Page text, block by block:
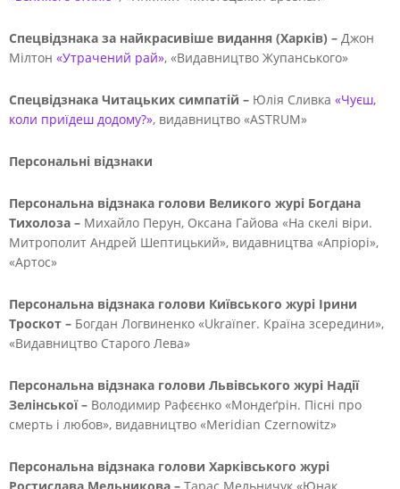
Спецвідзнака за найкрасивіше видання (Харків) – Джон
Мілтон «Утрачений рай», «Видавництво Жупанського»
Спецвідзнака Читацьких симпатій – Юлія Сливка «Чуєш,
коли приїдеш додому?», видавництво «ASTRUM»
Персональні відзнаки
Персональна відзнака голови Великого журі Богдана
Тихолоза – Михайло Перун, Оксана Гайова «На скелі віри.
Митрополит Андрей Шептицький», видавництва «Апріорі»,
«Артос»
Персональна відзнака голови Київського журі Ірини
Троскот – Богдан Логвиненко «Ukraїner. Країна зсередини»,
«Видавництво Старого Лева»
Персональна відзнака голови Львівського журі Надії
Зелінської – Володимир Рафєєнко «Мондеґрін. Пісні про
смерть і любов», видавництво «Meridian Czernowitz»
Персональна відзнака голови Харківського журі
Ростислава Мельникова – Тарас Мельничук «Юнак